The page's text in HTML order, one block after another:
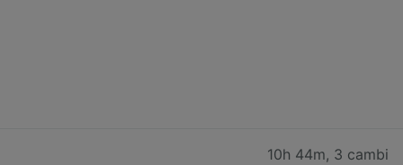
10h 44m, 3 cambi